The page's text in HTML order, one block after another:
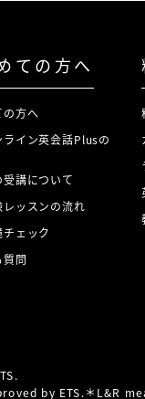
ての方へ
の方へ
ライン英会話Plusの
受講について
レッスンの流れ
ェック
質問
by ETS.＊L&R